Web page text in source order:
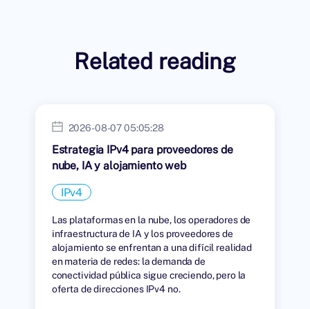
Related reading
2026-08-07 05:05:28
Estrategia IPv4 para proveedores de
nube, IA y alojamiento web
IPv4
Las plataformas en la nube, los operadores de
infraestructura de IA y los proveedores de
alojamiento se enfrentan a una difícil realidad
en materia de redes: la demanda de
conectividad pública sigue creciendo, pero la
oferta de direcciones IPv4 no.